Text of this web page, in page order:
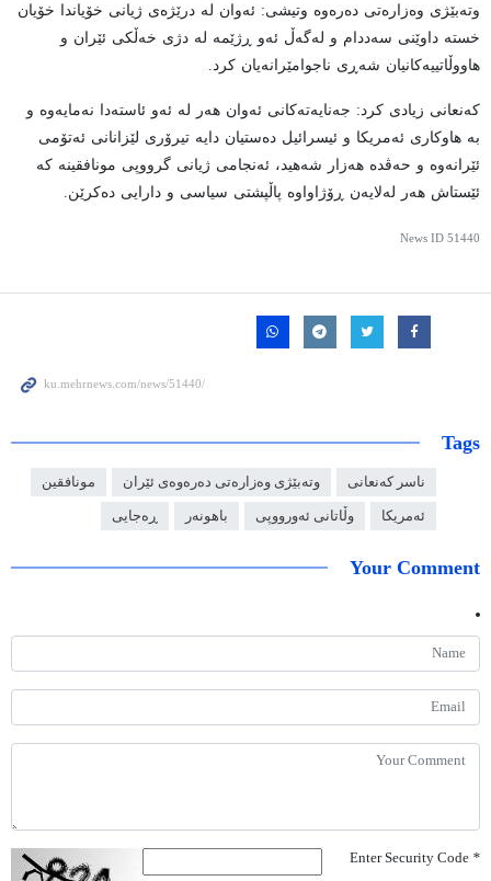
وتەبێژی وەزارەتی دەرەوە وتیشی: ئەوان لە درێژەی ژیانی خۆیاندا خۆیان
خستە داوێنی سەددام و لەگەڵ ئەو ڕژێمە لە دژی خەڵکی ئێران و
هاووڵاتییەکانیان شەڕی ناجوامێرانەیان کرد.
کەنعانی زیادی کرد: جەنایەتەکانی ئەوان هەر لە ئەو ئاستەدا نەمایەوە و
بە هاوکاری ئەمریکا و ئیسرائیل دەستیان دایە تیرۆری لێزانانی ئەتۆمی
ئێرانەوە و حەڤدە هەزار شەهید، ئەنجامی ژیانی گرووپی مونافقینە کە
ئێستاش هەر لەلایەن ڕۆژاواوە پاڵپشتی سیاسی و دارایی دەکرێن.
News ID 51440
Tags
ناسر کەنعانی وتەبێژی وەزارەتی دەرەوەی ئێران مونافقین
ئەمریکا وڵاتانی ئەورووپی باهونەر ڕەجایی
Your Comment
*